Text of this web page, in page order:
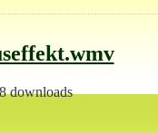
downloads